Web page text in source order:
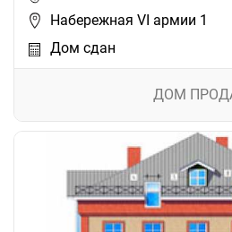
Набережная VI армии 1
Дом сдан
ДОМ